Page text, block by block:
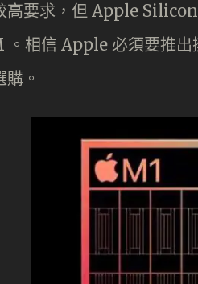
高要求，但 Apple
相信 Apple 必須要推出
。